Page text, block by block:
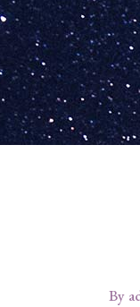
By